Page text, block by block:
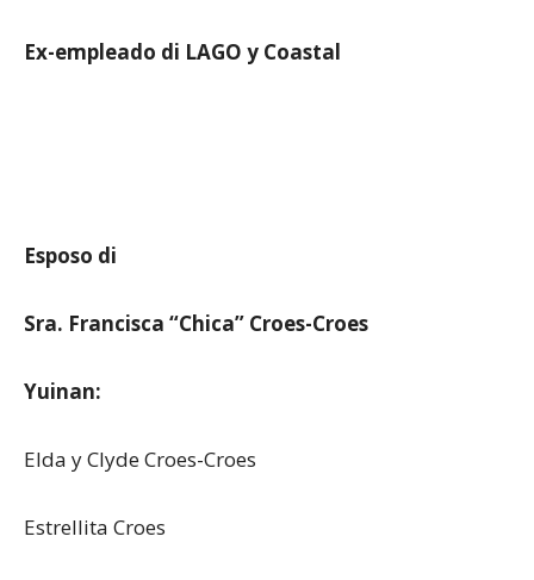
Ex-empleado di LAGO y Coastal
Esposo di
Sra. Francisca “Chica” Croes-Croes
Yuinan:
Elda y Clyde Croes-Croes
Estrellita Croes